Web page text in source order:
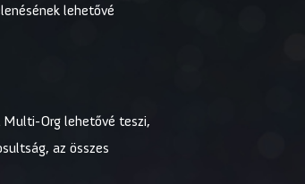
lehetővé
Multi-Org lehetővé teszi,
az összes